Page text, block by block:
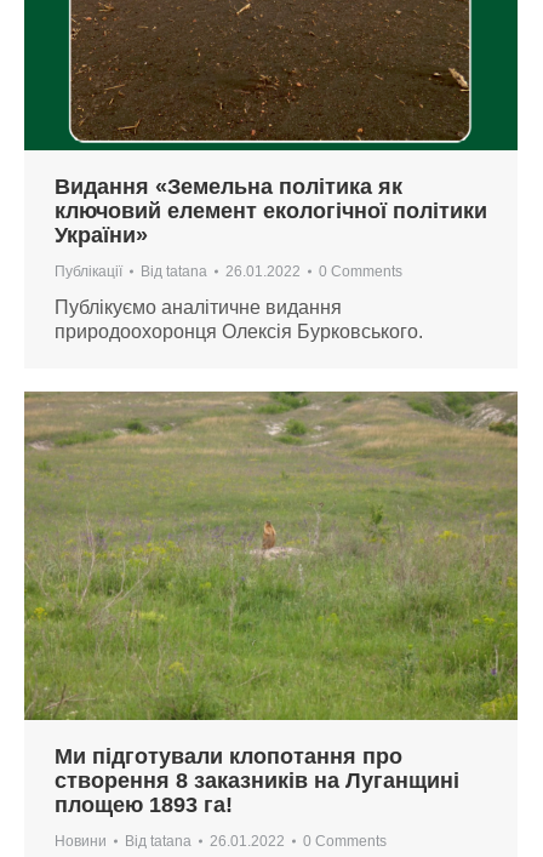
Видання «Земельна політика як
ключовий елемент екологічної політики
України»
Публікації Від tatana 26.01.2022 0 Comments
Публікуємо аналітичне видання
природоохоронця Олексія Бурковського.
Ми підготували клопотання про
створення 8 заказників на Луганщині
площею 1893 га!
Новини Від tatana 26.01.2022 0 Comments